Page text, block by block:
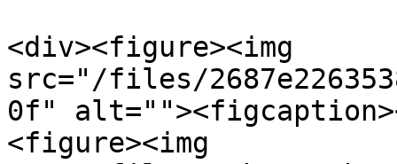
<div><figure><img
src="/files/
0f"
<figure><img